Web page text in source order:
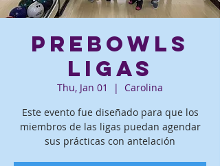
PreBowls
ligas
Thu, Jan 01
  |
Carolina
Este evento fue diseñado para que los
miembros de las ligas puedan agendar
sus prácticas con antelación